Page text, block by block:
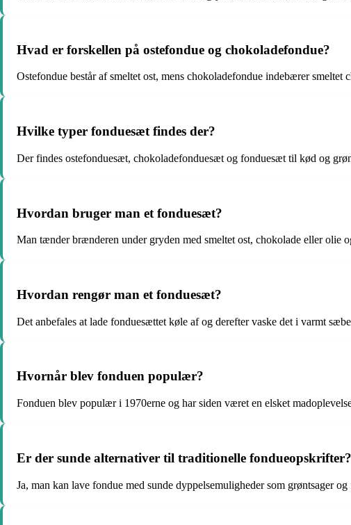
Hvad er forskellen på ostefondue og chokoladefondue?
Ostefondue består af smeltet ost, mens chokoladefondue indebærer
Hvilke typer fonduesæt findes der?
Der findes ostefonduesæt, chokoladefonduesæt og fonduesæt til kød og
Hvordan bruger man et fonduesæt?
Man tænder brænderen under gryden med smeltet ost, chokolade eller olie
Hvordan rengør man et fonduesæt?
Det anbefales at lade fonduesættet køle af og derefter vaske det i varmt
Hvornår blev fonduen populær?
Fonduen blev populær i 1970erne og har siden været en elsket
Er der sunde alternativer til traditionelle fondueopskrifter?
Ja, man kan lave fondue med sunde dyppelsemuligheder som grøntsager og